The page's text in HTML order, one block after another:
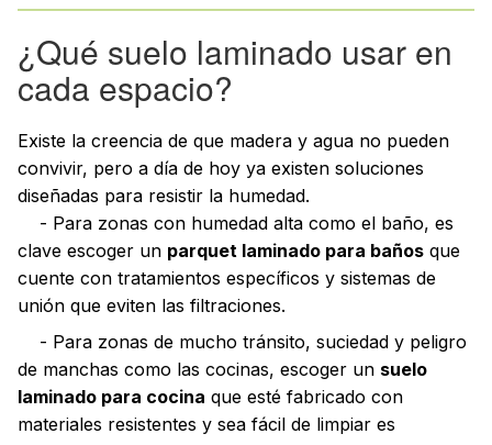
¿Qué suelo laminado usar en
cada espacio?
Existe la creencia de que madera y agua no pueden
convivir, pero a día de hoy ya existen soluciones
diseñadas para resistir la humedad.
- Para zonas con humedad alta como el baño, es
clave escoger un parquet laminado para baños que
cuente con tratamientos específicos y sistemas de
unión que eviten las filtraciones.
- Para zonas de mucho tránsito, suciedad y peligro
de manchas como las cocinas, escoger un suelo
laminado para cocina que esté fabricado con
materiales resistentes y sea fácil de limpiar es